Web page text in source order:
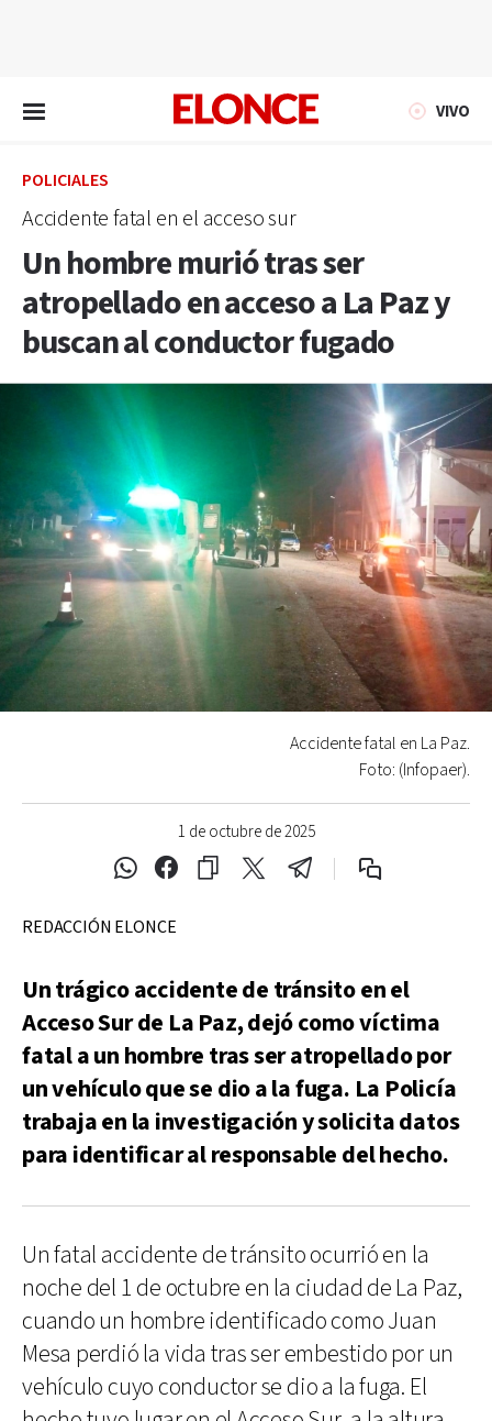
VIVO
POLICIALES
Accidente fatal en el acceso sur
Un hombre murió tras ser
atropellado en acceso a La Paz y
buscan al conductor fugado
1 de octubre de 2025
Accidente fatal en La Paz.
Foto: (Infopaer).
REDACCIÓN ELONCE
Un trágico accidente de tránsito en el
Acceso Sur de La Paz, dejó como víctima
fatal a un hombre tras ser atropellado por
un vehículo que se dio a la fuga. La Policía
trabaja en la investigación y solicita datos
para identificar al responsable del hecho.
Un fatal accidente de tránsito ocurrió en la
noche del 1 de octubre en la ciudad de La Paz,
cuando un hombre identificado como Juan
Mesa perdió la vida tras ser embestido por un
vehículo cuyo conductor se dio a la fuga. El